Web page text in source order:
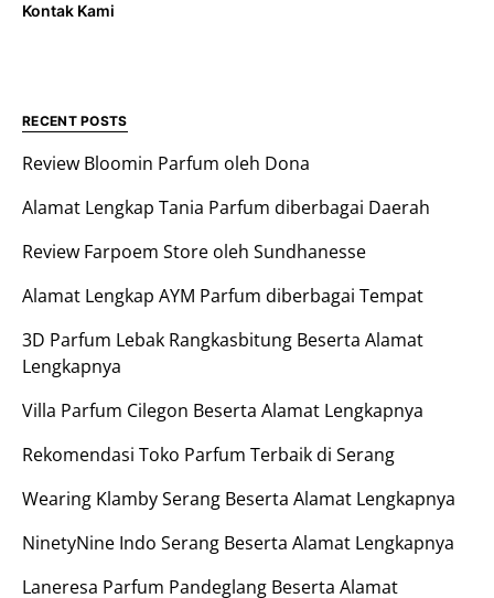
Kontak Kami
RECENT POSTS
Review Bloomin Parfum oleh Dona
Alamat Lengkap Tania Parfum diberbagai Daerah
Review Farpoem Store oleh Sundhanesse
Alamat Lengkap AYM Parfum diberbagai Tempat
3D Parfum Lebak Rangkasbitung Beserta Alamat
Lengkapnya
Villa Parfum Cilegon Beserta Alamat Lengkapnya
Rekomendasi Toko Parfum Terbaik di Serang
Wearing Klamby Serang Beserta Alamat Lengkapnya
NinetyNine Indo Serang Beserta Alamat Lengkapnya
Laneresa Parfum Pandeglang Beserta Alamat